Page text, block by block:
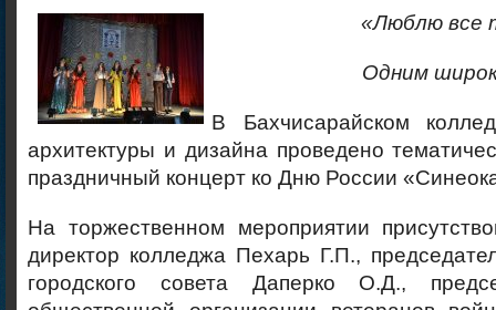
«Люблю все
Одним
В Бахчисарайском
архитектуры и дизайна проведено
праздничный концерт ко Дню России
На торжественном мероприятии
директор колледжа Пехарь Г.П.,
городского совета Даперко О.Д.,